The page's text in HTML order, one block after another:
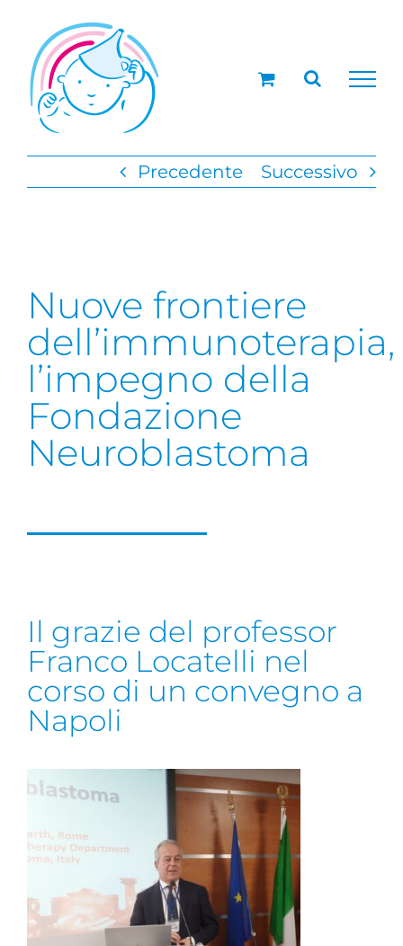
contenuto
Precedente Successivo
Nuove frontiere
dell’immunoterapia,
l’impegno della
Fondazione
Neuroblastoma
Il grazie del professor
Franco Locatelli nel
corso di un convegno a
Napoli